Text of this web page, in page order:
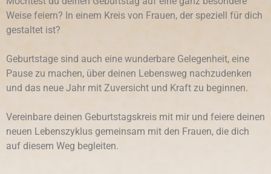
Weise feiern? In einem Kreis von Frauen, der speziell für dich
gestaltet ist?
Geburtstage sind auch eine wunderbare Gelegenheit, eine
Pause zu machen, über deinen Lebensweg nachzudenken
und das neue Jahr mit Zuversicht und Kraft zu beginnen.
Vereinbare deinen Geburtstagskreis mit mir und feiere deinen
neuen Lebenszyklus gemeinsam mit den Frauen, die dich
auf diesem Weg begleiten.